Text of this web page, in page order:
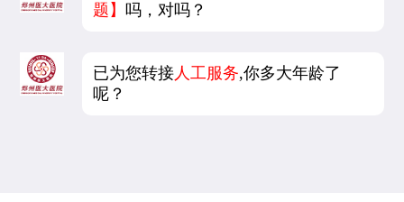
题】吗，对吗？
已为您转接 人工服务,你多大年龄了
呢？